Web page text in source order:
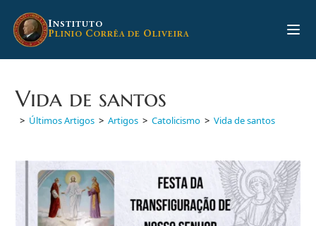
para
INSTITUTO
PLINIO CORRÊA DE OLIVEIRA
Vida de santos
> Últimos Artigos > Artigos > Catolicismo > Vida de santos